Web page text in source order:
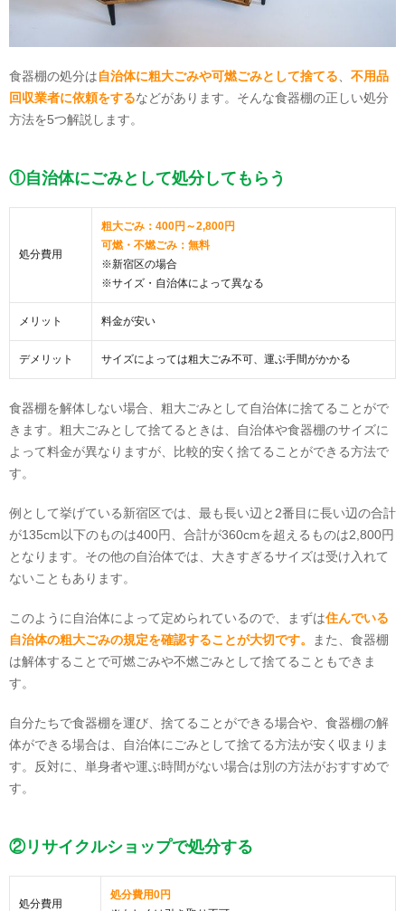
食器棚の処分は自治体に粗大ごみや可燃ごみとして捨てる
不用品
回収業者に依頼をするなどがあります。そんな食器棚の正しい処分
方法を5つ解説します。
①自治体にごみとして処分してもらう
処分費用
粗大ごみ：400円～2,800円
可燃・不燃ごみ：無料
※新宿区の場合
※サイズ・自治体によって異なる
メリット 料金が安い
デメリット サイズによっては粗大ごみ不可、運ぶ手間がかかる
食器棚を解体しない場合、粗大ごみとして自治体に捨てることがで
きます。粗大ごみとして捨てるときは、自治体や食器棚のサイズに
よって料金が異なりますが、比較的安く捨てることができる方法で
す。
例として挙げている新宿区では、最も長い辺と2番目に長い辺の合計
が135cm以下のものは400円、合計が360cmを超えるものは2,800円
となります。その他の自治体では、大きすぎるサイズは受け入れて
ないこともあります。
このように自治体によって定められているので、まずは住んでいる
自治体の粗大ごみの規定を確認することが大切です。
また、食器棚
は解体することで可燃ごみや不燃ごみとして捨てることもできま
す。
自分たちで食器棚を運び、捨てることができる場合や、食器棚の解
体ができる場合は、自治体にごみとして捨てる方法が安く収まりま
す。反対に、単身者や運ぶ時間がない場合は別の方法がおすすめで
す。
②リサイクルショップで処分する
処分費用
処分費用0円